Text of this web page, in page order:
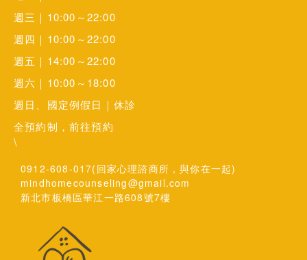
週三｜10:00～22:00
週四｜10:00～22:00
週五｜14:00～22:00
週六｜10:00～18:00
週日、國定例假日｜休診
全預約制，前往預約
\
0912-608-017(回家心理諮商所，與你在一起)
mindhomecounseling@gmail.com
新北市板橋區華江一路608號7樓